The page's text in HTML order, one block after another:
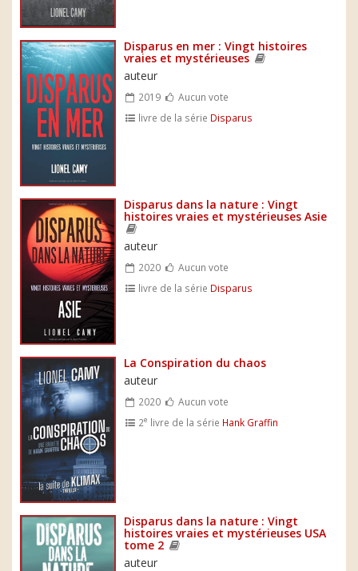
Disparus en mer : Vingt histoires
vraies et mystérieuses
auteur
2019
Aucun vote
livre de la série Disparus
Disparus dans la nature : Vingt
histoires vraies et mystérieuses Asie
auteur
2020
Aucun vote
livre de la série Disparus
La Conspiration du chaos
auteur
2020
Aucun vote
2e livre de la série Hank Graffin
Disparus dans la nature : Vingt
histoires vraies et mystérieuses USA
tome 2
auteur